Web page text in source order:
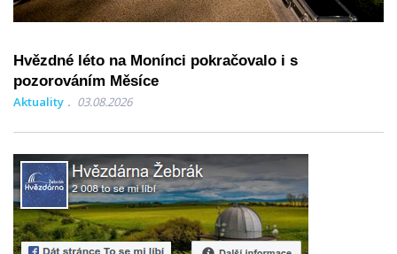
Hvězdné léto na Monínci pokračovalo i s
pozorováním Měsíce
Aktuality 03.08.2026